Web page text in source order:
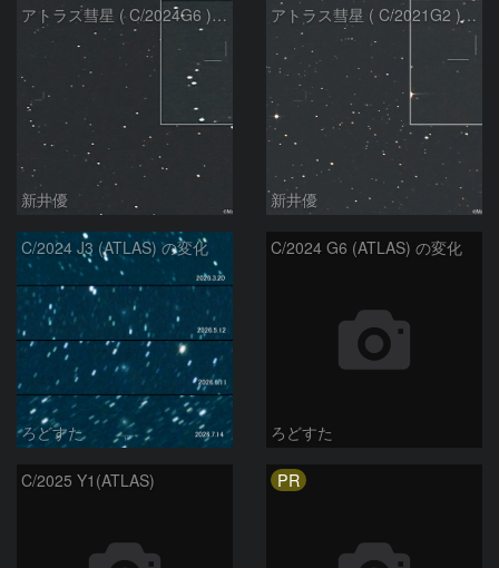
アトラス彗星 ( C/2024G6 )：2026/07/08
新井優
アトラス彗星 ( C/2021G2 )：2026/07/08
新井優
C/2024 J3 (ATLAS) の変化
ろどすた
C/2024 G6 (ATLAS) の変化
ろどすた
C/2025 Y1(ATLAS) PR